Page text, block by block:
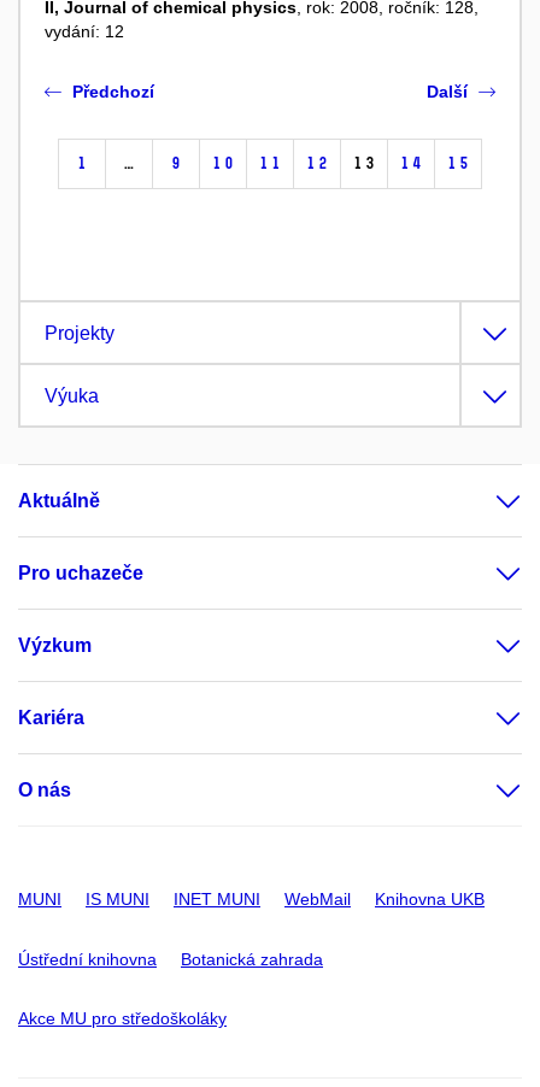
II, Journal of chemical physics , rok: 2008, ročník: 128,
vydání: 12
Předchozí
1 … 9 10 11 12 13 14 15
Další
Projekty
Výuka
Aktuálně
Pro uchazeče
Výzkum
Kariéra
O nás
MUNI IS MUNI INET MUNI WebMail Knihovna UKB
Ústřední knihovna Botanická zahrada
Akce MU pro středoškoláky